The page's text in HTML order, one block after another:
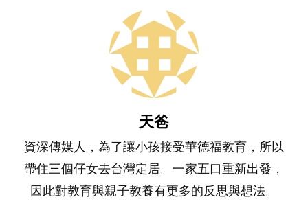
天爸
資深傳媒人，為了讓小孩接受華德福教育，所以
帶住三個仔女去台灣定居。一家五口重新出發，
因此對教育與親子教養有更多的反思與想法。